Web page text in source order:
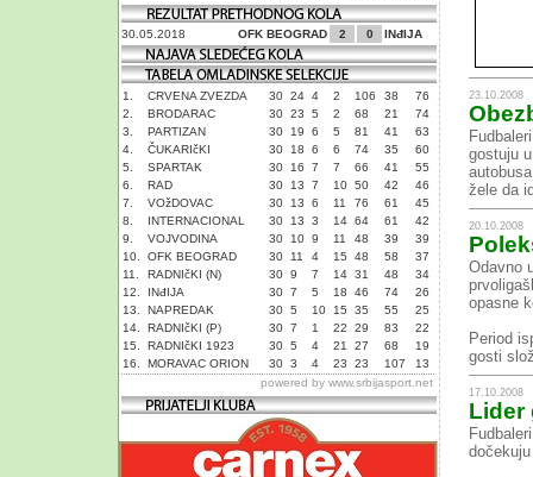
30.05.2018 OFK BEOGRAD 2 0 INđIJA
1. CRVENA ZVEZDA 30 24 4 2 106 38
76
2.
BRODARAC 30 23 5 2 68 21
74
3.
PARTIZAN 30 19 6 5 81 41
63
4.
ČUKARIčKI 30 18 6 6 74 35
60
5.
SPARTAK 30 16 7 7 66 41
55
6.
RAD 30 13 7 10 50 42
46
7.
VOžDOVAC 30 13 6 11 76 61
45
8.
INTERNACIONAL 30 13 3 14 64 61
42
9.
VOJVODINA 30 10 9 11 48 39
39
10.
OFK BEOGRAD 30 11 4 15 48 58
37
11.
RADNIčKI (N) 30 9 7 14 31 48
34
12.
INđIJA 30 7 5 18 46 74
26
13.
NAPREDAK 30 5 10 15 35 55
25
14.
RADNIčKI (P) 30 7 1 22 29 83
22
15.
RADNIčKI 1923 30 5 4 21 27 68
19
16.
MORAVAC ORION 30 3 4 23 23 107
13
powered by www.srbijasport.net
23.10.2008
gostuju
žele da
20.10.2008
Odavno
opasne
Period
gosti
17.10.2008
Lider